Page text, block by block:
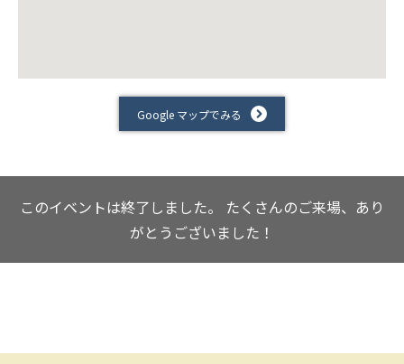
Google マップでみる
このイベントは終了しました。 たくさんのご来場、あり
がとうございました！